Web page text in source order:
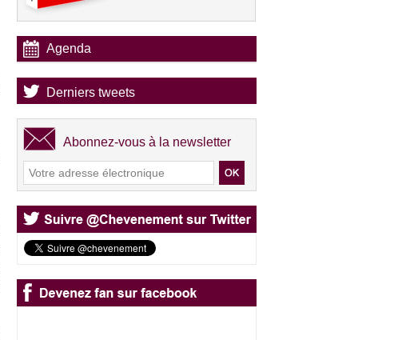
Agenda
Derniers tweets
Abonnez-vous à la newsletter